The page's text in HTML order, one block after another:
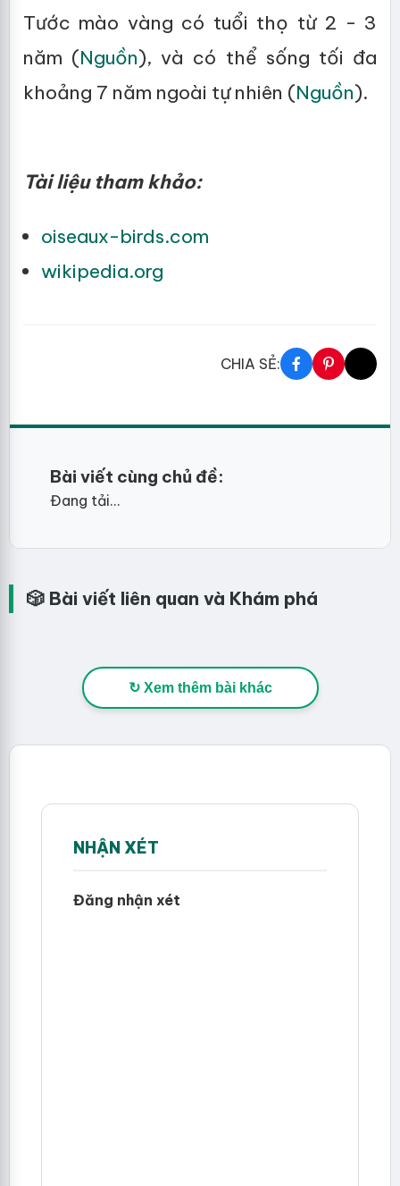
Tước mào vàng có tuổi thọ từ 2 - 3
năm (Nguồn), và có thể sống tối đa
khoảng 7 năm ngoài tự nhiên (Nguồn).
Tài liệu tham khảo:
oiseaux-birds.com
wikipedia.org
CHIA SẺ:
Bài viết cùng chủ đề:
Đang tải...
🎲 Bài viết liên quan và Khám phá
↻ Xem thêm bài khác
NHẬN XÉT
Đăng nhận xét